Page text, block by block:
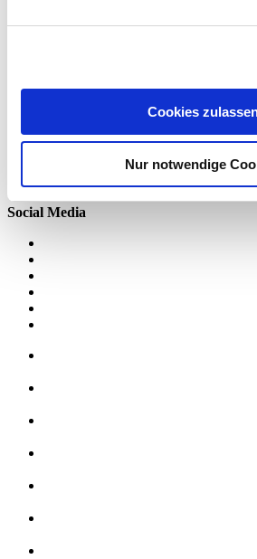
Cookies
Nur notwendige
Gotha
Termine 2026
SCHADE App
Social Media